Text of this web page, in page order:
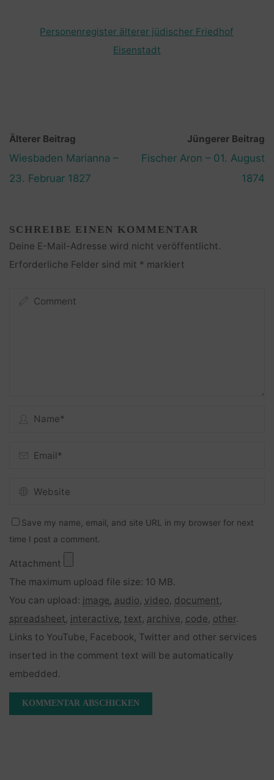
Personenregister älterer jüdischer Friedhof
Eisenstadt
Älterer Beitrag
Wiesbaden Marianna –
23. Februar 1827
Jüngerer Beitrag
Fischer Aron – 01. August
1874
SCHREIBE EINEN KOMMENTAR
Deine E-Mail-Adresse wird nicht veröffentlicht.
Erforderliche Felder sind mit * markiert
Save my name, email, and site URL in my browser for next
time I post a comment.
Attachment
The maximum upload file size: 10 MB.
You can upload: image, audio, video, document,
spreadsheet, interactive, text, archive, code, other.
Links to YouTube, Facebook, Twitter and other services
inserted in the comment text will be automatically
embedded.